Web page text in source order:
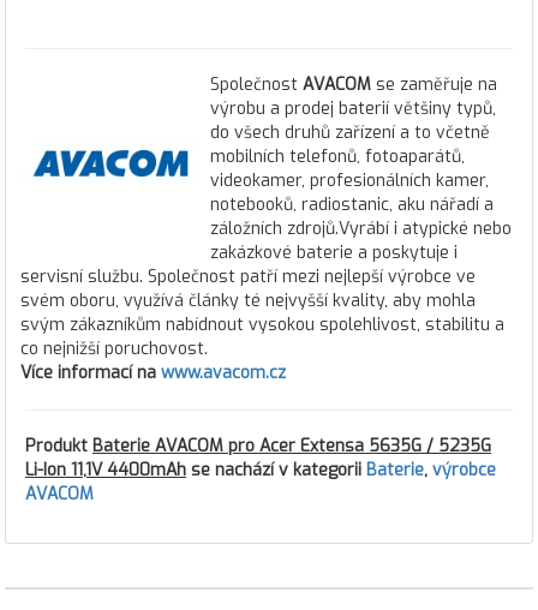
Společnost AVACOM se zaměřuje na
výrobu a prodej baterií většiny typů,
do všech druhů zařízení a to včetně
mobilních telefonů, fotoaparátů,
videokamer, profesionálních kamer,
notebooků, radiostanic, aku nářadí a
záložních zdrojů.Vyrábí i atypické nebo
zakázkové baterie a poskytuje i
servisní službu. Společnost patří mezi nejlepší výrobce ve
svém oboru, využívá články té nejvyšší kvality, aby mohla
svým zákazníkům nabídnout vysokou spolehlivost, stabilitu a
co nejnižší poruchovost.
Více informací na www.avacom.cz
Produkt Baterie AVACOM pro Acer Extensa 5635G / 5235G
Li-Ion 11,1V 4400mAh se nachází v kategorii Baterie, výrobce
AVACOM